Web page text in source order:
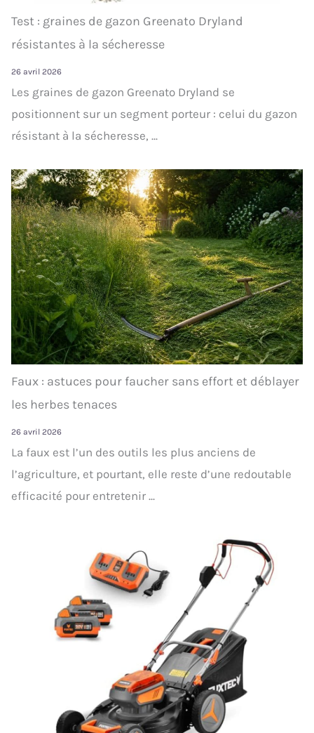
Test : graines de gazon Greenato Dryland
résistantes à la sécheresse
26 avril 2026
Les graines de gazon Greenato Dryland se
positionnent sur un segment porteur : celui du gazon
résistant à la sécheresse, ...
Faux : astuces pour faucher sans effort et déblayer
les herbes tenaces
26 avril 2026
La faux est l’un des outils les plus anciens de
l’agriculture, et pourtant, elle reste d’une redoutable
efficacité pour entretenir ...